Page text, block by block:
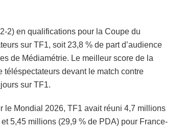
2) en qualifications pour la Coupe du
sur TF1, soit 23,8 % de part d’audience
de Médiamétrie. Le meilleur score de la
devant le match contre
sur TF1.
le Mondial 2026, TF1 avait réuni 4,7 millions
5,45 millions (29,9 % de PDA) pour France-